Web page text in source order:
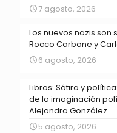
7 agosto, 2026
Los nuevos nazis son
Rocco Carbone y
6 agosto, 2026
Libros: Sátira y
de la imaginación
Alejandra González
5 agosto, 2026